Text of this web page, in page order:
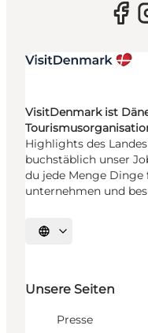
VisitDenmark ist
Highlights des
buchstäblich unser
du jede Menge Dinge
unternehmen und
Sprache auswählen
Unsere Seiten
Presse